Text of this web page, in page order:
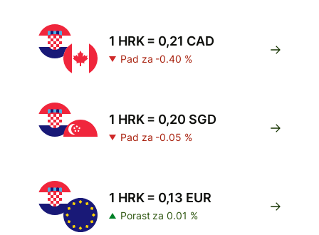
1 HRK = 0,21 CAD
Pad za -0.40 %
1 HRK = 0,20 SGD
Pad za -0.05 %
1 HRK = 0,13 EUR
Porast za 0.01 %